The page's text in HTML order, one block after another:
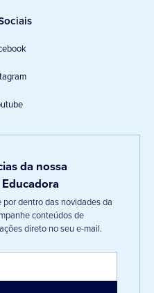
da nossa
dentro das novidades da
conteúdos de
direto no seu e-mail.